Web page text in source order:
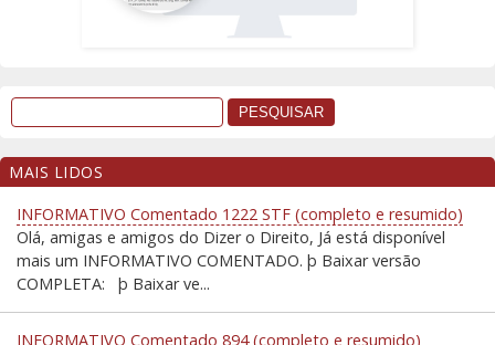
MAIS LIDOS
INFORMATIVO Comentado 1222 STF (completo e resumido)
Olá, amigas e amigos do Dizer o Direito, Já está disponível
mais um INFORMATIVO COMENTADO. þ Baixar versão
COMPLETA: þ Baixar ve...
INFORMATIVO Comentado 894 (completo e resumido)